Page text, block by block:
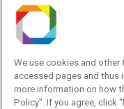
Concordo com os
Privacidade
/I agree to
Policy.
We use cookies and
accessed pages and thus
more information on how
Policy". If you agree, click